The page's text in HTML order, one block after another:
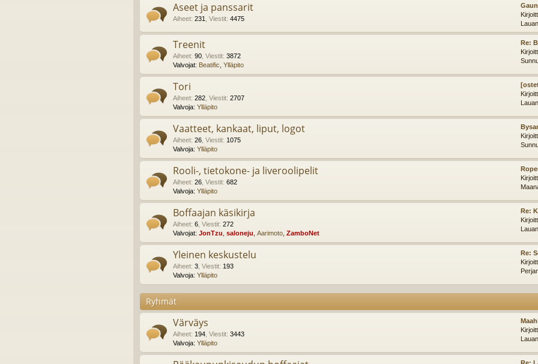
Aseet ja panssarit
Aiheet: 231 Viestit: 4475
Treenit
Aiheet: 90 Viestit: 3872
Valvojat: Beatific Ylläpito
Re:
Tori
Aiheet: 282 Viestit: 2707
Valvoja: Ylläpito
Vaatteet, kankaat, liput, logot
Aiheet: 26 Viestit: 1075
Valvoja: Ylläpito
Rooli-, tietokone- ja liveroolipelit
Aiheet: 26 Viestit: 682
Valvoja: Ylläpito
Boffaajan käsikirja
Aiheet: 6 Viestit: 272
Valvojat: JonTzu saloneju Aarimoto ZamboNet
Re:
Yleinen keskustelu
Aiheet: 3 Viestit: 193
Valvoja: Ylläpito
Re:
Ryhmät
Värväys
Aiheet: 194 Viestit: 3443
Valvoja: Ylläpito